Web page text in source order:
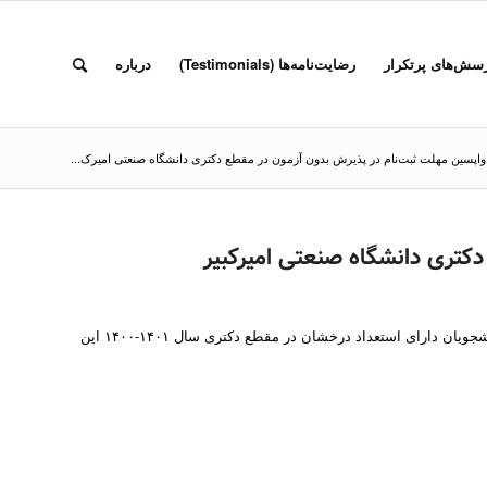
پرتکرار رضایت‌نامه‌ها (Testimonials) درباره
واپسین مهلت ثبت‌نام در پذیرش بدون آزمون در مقطع دکتری دانشگاه صنعتی امیرک...
دانشگاه صنعتی امیرکبیر
بنا بر اعلام دانشگاه صنعتی امیرکبیر، مهلت ثبت‌نام اینترنتی پذیرش بدون آزمون دانشجویان دارای استعداد درخشان در مقطع دکتری سال ۱۴۰۱-۱۴۰۰ این